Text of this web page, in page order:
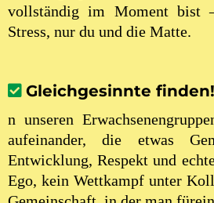
vollständig im Moment bist
Stress, nur du und die Matte.
Gleichgesinnte finden!
n unseren
aufeinander, die etwas
Entwicklung, Respekt und
Ego, kein Wettkampf unter